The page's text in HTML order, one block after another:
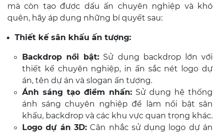
mà còn tạo được dấu ấn chuyên nghiệp và khó
quên, hãy áp dụng những bí quyết sau:
Thiết kế sân khấu ấn tượng:
Backdrop nổi bật: Sử dụng backdrop lớn với
thiết kế chuyên nghiệp, in ấn sắc nét logo dự
án, tên dự án và slogan ấn tượng.
Ánh sáng tạo điểm nhấn: Sử dụng hệ thống
ánh sáng chuyên nghiệp để làm nổi bật sân
khấu, backdrop và các khu vực quan trọng khác.
Logo dự án 3D:Cân nhắc sử dụng logo dự án